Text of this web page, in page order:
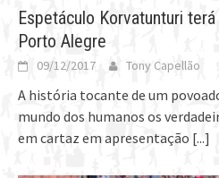
Espetáculo Korvatunturi
Porto Alegre
09/12/2017 Tony Capellão
A história tocante de um
mundo dos humanos os
em cartaz em apresentação [...]